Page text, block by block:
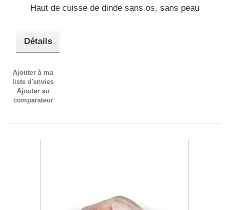
Haut de cuisse de dinde sans os, sans peau
Détails
Ajouter à ma
liste d'envies
Ajouter au
comparateur